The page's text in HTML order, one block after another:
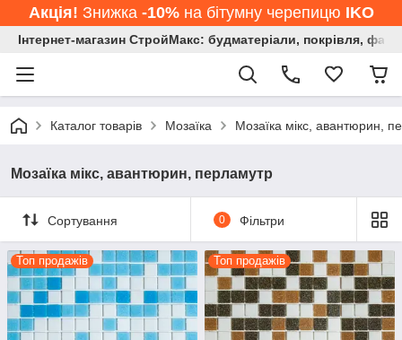
Акція! Знижка -10%на бітумну черепицю IKO
Інтернет-магазин СтройМакс: будматеріали, покрівля,
Каталог товарів Мозаїка Мозаїка мікс, авантюрин,
Мозаїка мікс, авантюрин, перламутр
Сортування 0 Фільтри
Топ продажів Топ продажів